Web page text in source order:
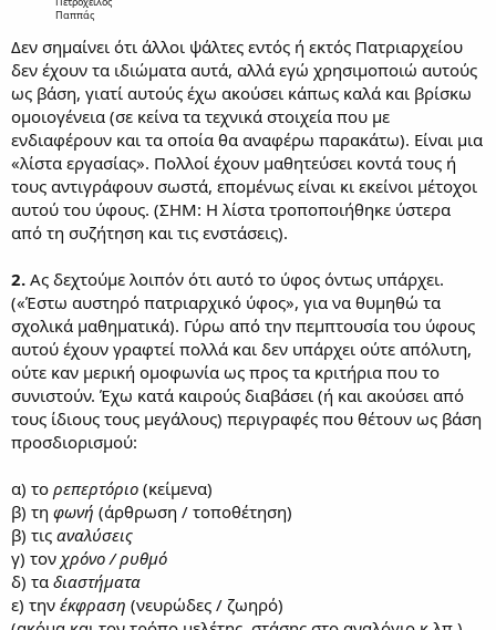
Παππάς
Δεν σημαίνει ότι άλλοι ψάλτες εντός ή εκτός Πατριαρχείου
δεν έχουν τα ιδιώματα αυτά, αλλά εγώ χρησιμοποιώ αυτούς
ως βάση, γιατί αυτούς έχω ακούσει κάπως καλά και βρίσκω
ομοιογένεια (σε κείνα τα τεχνικά στοιχεία που με
ενδιαφέρουν και τα οποία θα αναφέρω παρακάτω). Είναι μια
«λίστα εργασίας». Πολλοί έχουν μαθητεύσει κοντά τους ή
τους αντιγράφουν σωστά, επομένως είναι κι εκείνοι μέτοχοι
αυτού του ύφους. (ΣΗΜ: Η λίστα τροποποιήθηκε ύστερα
από τη συζήτηση και τις ενστάσεις).
2. Ας δεχτούμε λοιπόν ότι αυτό το ύφος όντως υπάρχει.
(«Έστω αυστηρό πατριαρχικό ύφος», για να θυμηθώ τα
σχολικά μαθηματικά). Γύρω από την πεμπτουσία του ύφους
αυτού έχουν γραφτεί πολλά και δεν υπάρχει ούτε απόλυτη,
ούτε καν μερική ομοφωνία ως προς τα κριτήρια που το
συνιστούν. Έχω κατά καιρούς διαβάσει (ή και ακούσει από
τους ίδιους τους μεγάλους) περιγραφές που θέτουν ως βάση
προσδιορισμού:
α) το ρεπερτόριο (κείμενα)
β) τη φωνή (άρθρωση / τοποθέτηση)
β) τις αναλύσεις
γ) τον χρόνο / ρυθμό
δ) τα διαστήματα
ε) την έκφραση (νευρώδες / ζωηρό)